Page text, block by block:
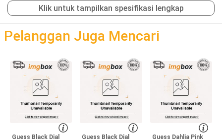
Klik untuk tampilkan spesifikasi lengkap
Pelanggan Juga Mencari
Guess Black Dial Guess Black Dial Guess Dahlia Pink